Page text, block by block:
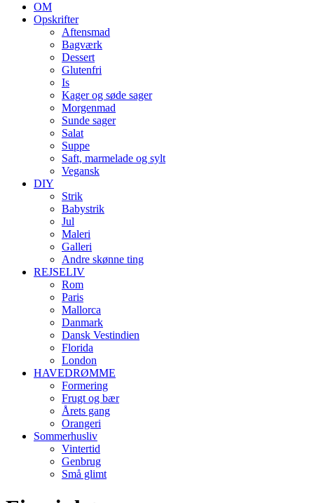
OM
Opskrifter
Aftensmad
Bagværk
Dessert
Glutenfri
Is
Kager og søde sager
Morgenmad
Sunde sager
Salat
Suppe
Saft, marmelade og sylt
Vegansk
DIY
Strik
Babystrik
Jul
Maleri
Galleri
Andre skønne ting
REJSELIV
Rom
Paris
Mallorca
Danmark
Dansk Vestindien
Florida
London
HAVEDRØMME
Formering
Frugt og bær
Årets gang
Orangeri
Sommerhusliv
Vintertid
Genbrug
Små glimt